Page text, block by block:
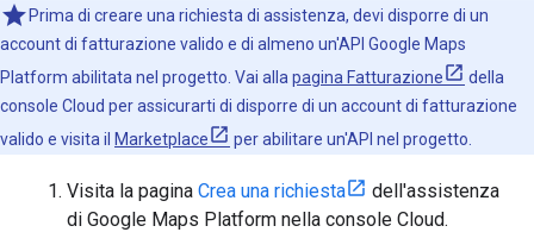
Prima di creare una richiesta di assistenza, devi disporre di un
account di fatturazione valido e di almeno un'API Google Maps
Platform abilitata nel progetto. Vai alla pagina Fatturazione
della
console Cloud per assicurarti di disporre di un account di fatturazione
valido e visita il Marketplace per abilitare un'API nel progetto.
Visita la pagina Crea una richiesta
dell'assistenza
di Google Maps Platform nella console Cloud.